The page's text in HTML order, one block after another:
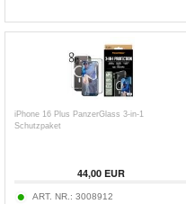
iPhone 16 Plus PanzerGlass 3-in-1
Schutzpaket
44,00EUR
ART. NR.: 3008912